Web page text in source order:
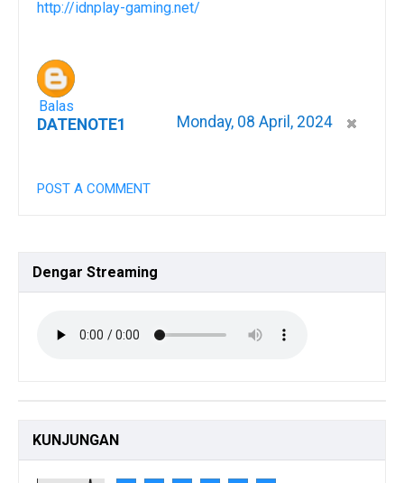
http://idnplay-gaming.net/
Balas
DATENOTE1 Monday, 08 April, 2024
POST A COMMENT
Dengar Streaming
KUNJUNGAN